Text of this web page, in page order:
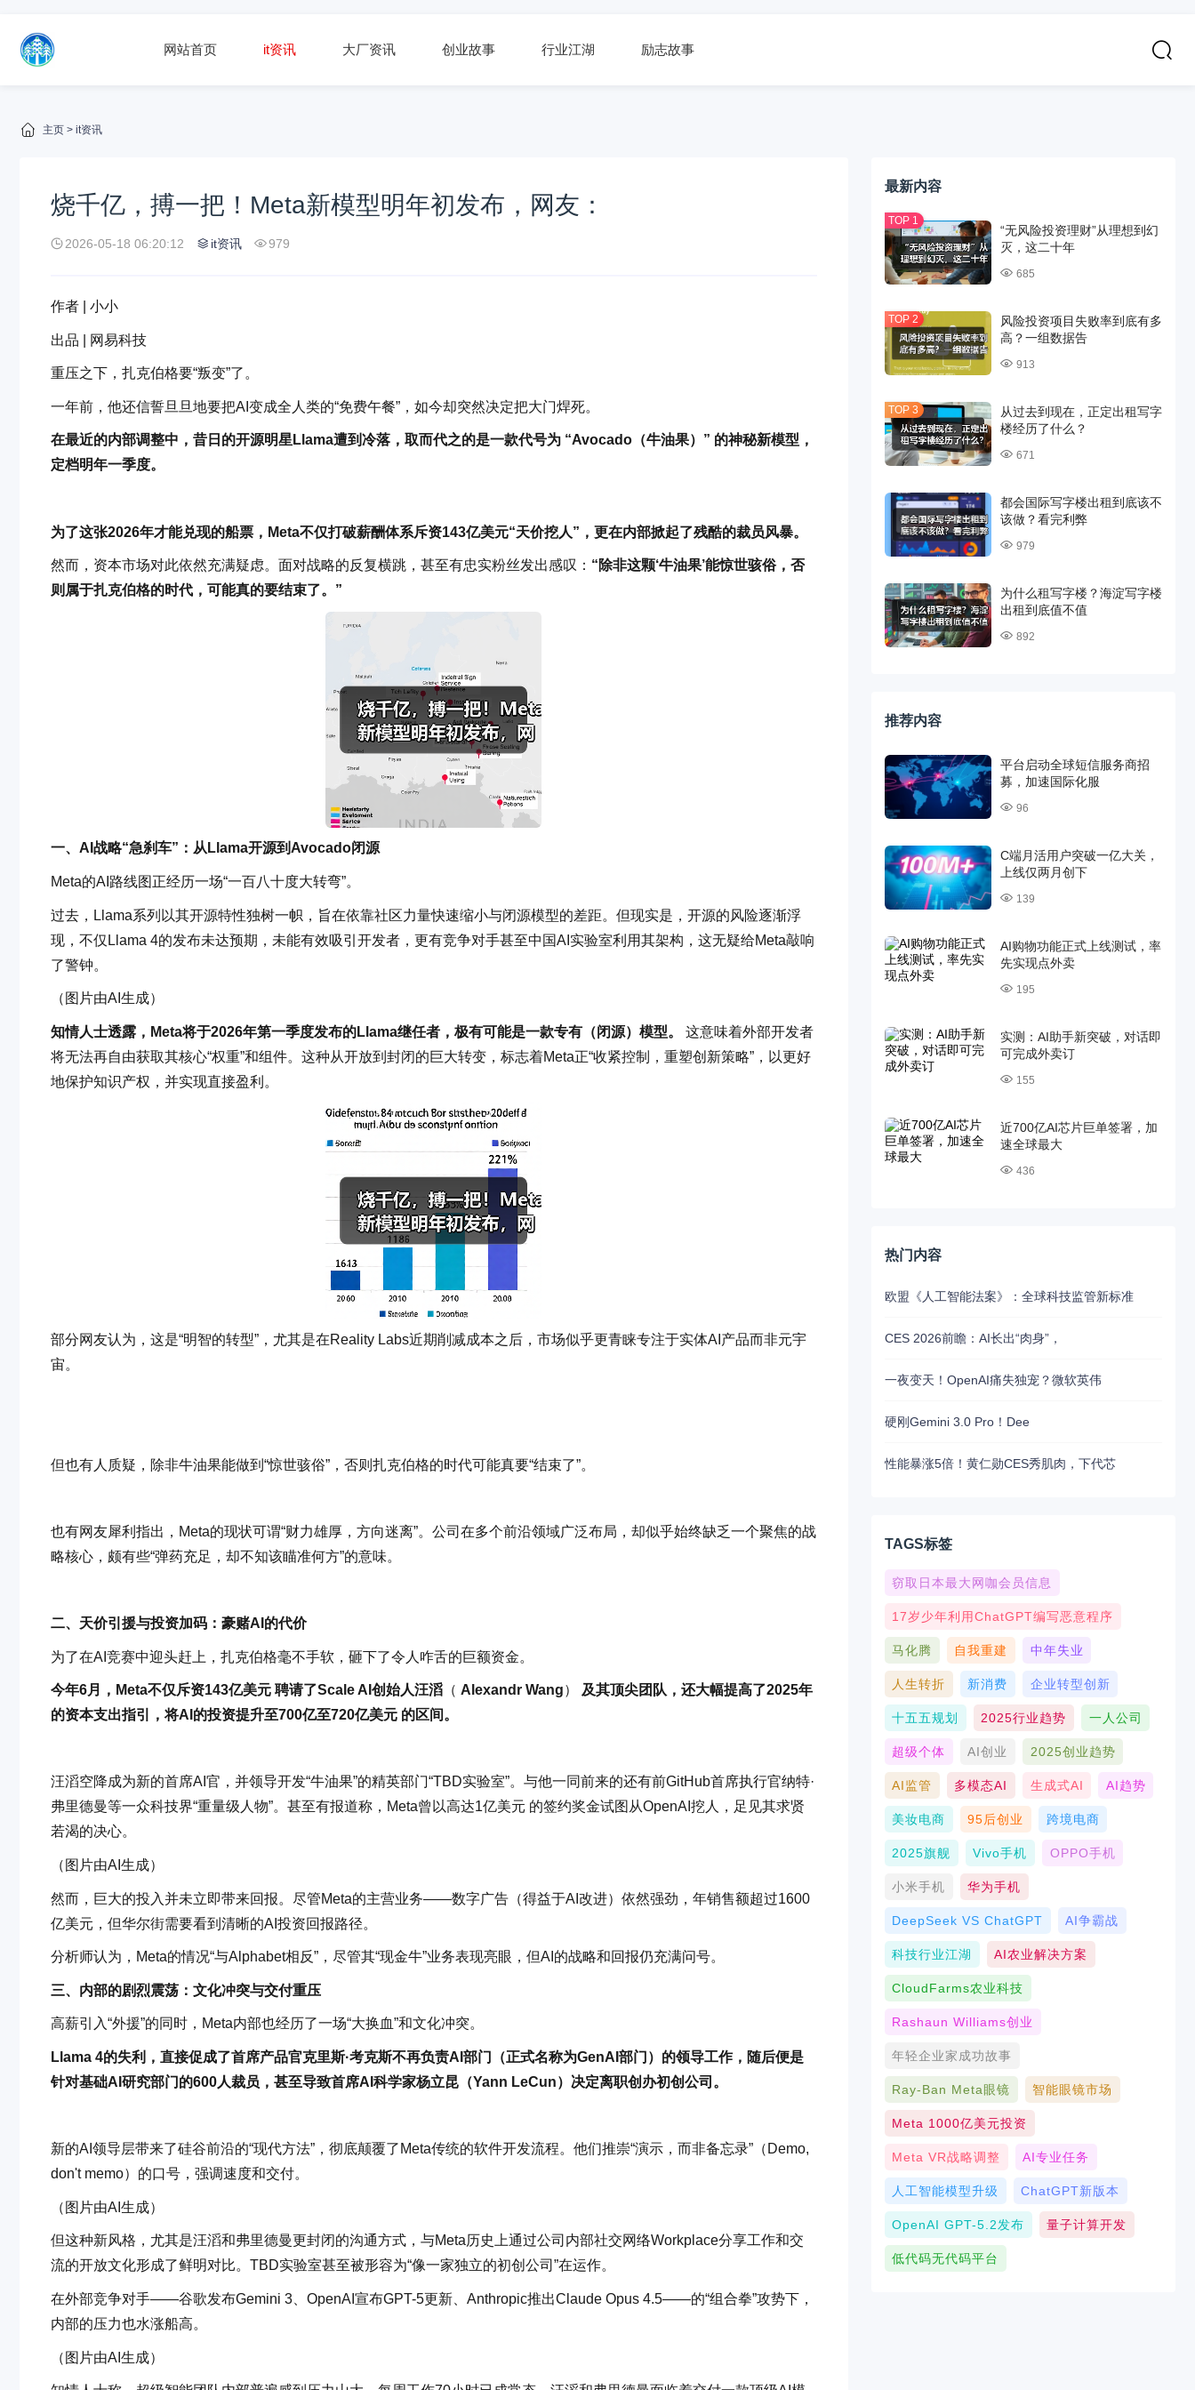
网站首页 it资讯 大厂资讯 创业故事 行业江湖 励志故事
主页 > it资讯
烧千亿，搏一把！Meta新模型明年初发布，网友：
2026-05-18 06:20:12 it资讯 979
作者 | 小小
出品 | 网易科技
重压之下，扎克伯格要“叛变”了。
一年前，他还信誓旦旦地要把AI变成全人类的“免费午餐”，如今却突然决定把大门焊死。
在最近的内部调整中，昔日的开源明星Llama遭到冷落，取而代之的是一款代号为 “Avocado（牛油果）” 的神秘新模型，
定档明年一季度。
为了这张2026年才能兑现的船票，Meta不仅打破薪酬体系斥资143亿美元“天价挖人”，更在内部掀起了残酷的裁员风暴。
然而，资本市场对此依然充满疑虑。面对战略的反复横跳，甚至有忠实粉丝发出感叹： “除非这颗‘牛油果’能惊世骇俗，否
则属于扎克伯格的时代，可能真的要结束了。”
一、AI战略“急刹车”：从Llama开源到Avocado闭源
Meta的AI路线图正经历一场“一百八十度大转弯”。
过去，Llama系列以其开源特性独树一帜，旨在依靠社区力量快速缩小与闭源模型的差距。但现实是，开源的风险逐渐浮
现，不仅Llama 4的发布未达预期，未能有效吸引开发者，更有竞争对手甚至中国AI实验室利用其架构，这无疑给Meta敲响
了警钟。
（图片由AI生成）
知情人士透露，Meta将于2026年第一季度发布的Llama继任者，极有可能是一款专有（闭源）模型。
这意味着外部开发者
将无法再自由获取其核心“权重”和组件。这种从开放到封闭的巨大转变，标志着Meta正“收紧控制，重塑创新策略”，以更好
地保护知识产权，并实现直接盈利。
部分网友认为，这是“明智的转型”，尤其是在Reality Labs近期削减成本之后，市场似乎更青睐专注于实体AI产品而非元宇
宙。
但也有人质疑，除非牛油果能做到“惊世骇俗”，否则扎克伯格的时代可能真要“结束了”。
也有网友犀利指出，Meta的现状可谓“财力雄厚，方向迷离”。公司在多个前沿领域广泛布局，却似乎始终缺乏一个聚焦的战
略核心，颇有些“弹药充足，却不知该瞄准何方”的意味。
二、天价引援与投资加码：豪赌AI的代价
为了在AI竞赛中迎头赶上，扎克伯格毫不手软，砸下了令人咋舌的巨额资金。
今年6月，Meta不仅斥资143亿美元 聘请了Scale AI创始人汪滔 （ Alexandr Wang） 及其顶尖团队，还大幅提高了2025年
的资本支出指引，将AI的投资提升至700亿至720亿美元 的区间。
汪滔空降成为新的首席AI官，并领导开发“牛油果”的精英部门“TBD实验室”。与他一同前来的还有前GitHub首席执行官纳特·
弗里德曼等一众科技界“重量级人物”。甚至有报道称，Meta曾以高达1亿美元 的签约奖金试图从OpenAI挖人，足见其求贤
若渴的决心。
（图片由AI生成）
然而，巨大的投入并未立即带来回报。尽管Meta的主营业务——数字广告（得益于AI改进）依然强劲，年销售额超过1600
亿美元，但华尔街需要看到清晰的AI投资回报路径。
分析师认为，Meta的情况“与Alphabet相反”，尽管其“现金牛”业务表现亮眼，但AI的战略和回报仍充满问号。
三、内部的剧烈震荡：文化冲突与交付重压
高薪引入“外援”的同时，Meta内部也经历了一场“大换血”和文化冲突。
Llama 4的失利，直接促成了首席产品官克里斯·考克斯不再负责AI部门（正式名称为GenAI部门）的领导工作，随后便是
针对基础AI研究部门的600人裁员，甚至导致首席AI科学家杨立昆（Yann LeCun）决定离职创办初创公司。
新的AI领导层带来了硅谷前沿的“现代方法”，彻底颠覆了Meta传统的软件开发流程。他们推崇“演示，而非备忘录”（Demo,
don't memo）的口号，强调速度和交付。
（图片由AI生成）
但这种新风格，尤其是汪滔和弗里德曼更封闭的沟通方式，与Meta历史上通过公司内部社交网络Workplace分享工作和交
流的开放文化形成了鲜明对比。TBD实验室甚至被形容为“像一家独立的初创公司”在运作。
在外部竞争对手——谷歌发布Gemini 3、OpenAI宣布GPT-5更新、Anthropic推出Claude Opus 4.5——的“组合拳”攻势下，
内部的压力也水涨船高。
（图片由AI生成）
最新内容
“无风险投资理财”从理想到幻
灭，这二十年
685
风险投资项目失败率到底有多
高？一组数据告
913
从过去到现在，正定出租写字
楼经历了什么？
671
都会国际写字楼出租到底该不
该做？看完利弊
979
为什么租写字楼？海淀写字楼
出租到底值不值
892
推荐内容
平台启动全球短信服务商招
募，加速国际化服
96
C端月活用户突破一亿大关，
上线仅两月创下
139
AI购物功能正式上线测试，率
先实现点外卖
195
实测：AI助手新突破，对话即
可完成外卖订
155
近700亿AI芯片巨单签署，加
速全球最大
436
热门内容
欧盟《人工智能法案》：全球科技监管新标准
CES 2026前瞻：AI长出“肉身”，
一夜变天！OpenAI痛失独宠？微软英伟
硬刚Gemini 3.0 Pro！Dee
性能暴涨5倍！黄仁勋CES秀肌肉，下代芯
TAGS标签
窃取日本最大网咖会员信息
17岁少年利用ChatGPT编写恶意程序
马化腾 自我重建 中年失业
人生转折 新消费 企业转型创新
十五五规划 2025行业趋势 一人公司
超级个体 AI创业 2025创业趋势
AI监管 多模态AI 生成式AI AI趋势
美妆电商 95后创业 跨境电商
2025旗舰 Vivo手机 OPPO手机
小米手机 华为手机
DeepSeek VS ChatGPT AI争霸战
科技行业江湖 AI农业解决方案
CloudFarms农业科技
Rashaun Williams创业
年轻企业家成功故事
Ray-Ban Meta眼镜 智能眼镜市场
Meta 1000亿美元投资
Meta VR战略调整 AI专业任务
人工智能模型升级 ChatGPT新版本
OpenAI GPT-5.2发布 量子计算开发
低代码无代码平台